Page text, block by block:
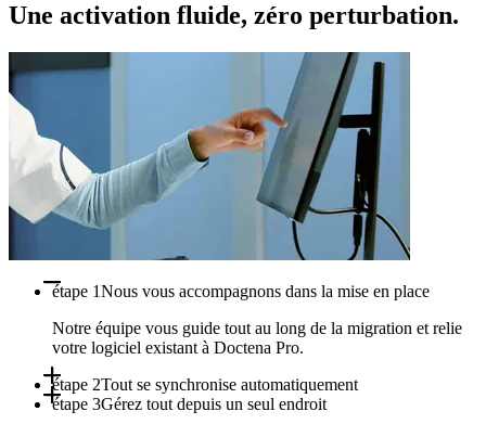
Une activation fluide, zéro perturbation.
étape 1Nous vous accompagnons dans la mise en place
Notre équipe vous guide tout au long de la migration et relie
votre logiciel existant à Doctena Pro.
étape 2Tout se synchronise automatiquement
étape 3Gérez tout depuis un seul endroit